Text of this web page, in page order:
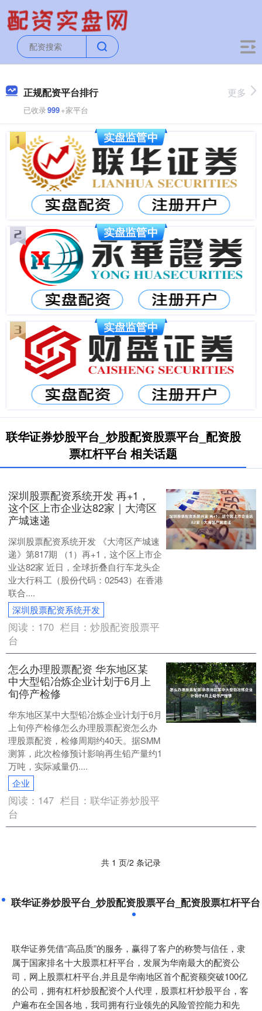
正规配资平台排行
已收录999+家平台
更多
联华证券炒股平台_炒股配资股票平台_配资股
票杠杆平台 相关话题
深圳股票配资系统开发 再+1，
这个区上市企业达82家｜大湾区
产城速递
深圳股票配资系统开发 《大湾区产城速
递》第817期 （1）再+1，这个区上市企
业达82家 近日，全球折叠自行车龙头企
业大行科工（股份代码：02543）在香港
联合....
深圳股票配资系统开发
阅读： 170 栏目：炒股配资股票平
台
怎么办理股票配资 华东地区某
中大型铅冶炼企业计划于6月上
旬停产检修
华东地区某中大型铅冶炼企业计划于6月
上旬停产检修怎么办理股票配资怎么办
理股票配资，检修周期约40天。据SMM
测算，此次检修预计影响再生铅产量约1
万吨，实际减量仍....
企业
阅读： 147 栏目：联华证券炒股平
台
共 1 页/2 条记录
联华证券炒股平台_炒股配资股票平台_配资股票杠杆平台
联华证券凭借“高品质”的服务，赢得了客户的称赞与信任，隶
属于国家排名十大股票杠杆平台，发展为华南最大的配资公
司，网上股票杠杆平台,并且是华南地区首个配资额突破100亿
的公司，拥有杠杆炒股配资个人代理，股票杠杆炒股平台，客
户遍布在全国各地，我司拥有行业领先的风险管控能力和先